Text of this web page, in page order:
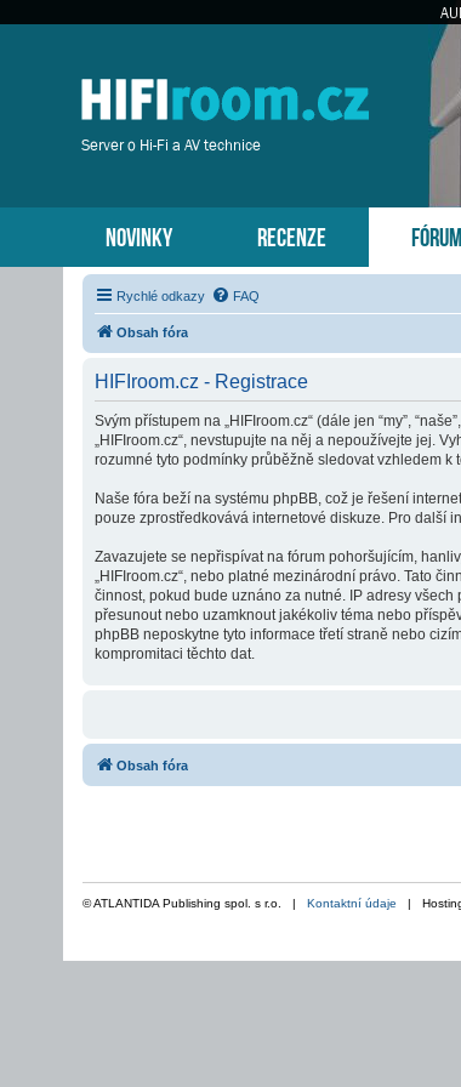
Server o Hi-Fi a AV technice
NOVINKY RECENZE FÓRUM
Rychlé odkazy FAQ
Obsah fóra
HIFIroom.cz - Registrace
Svým přístupem na „HIFIroom.cz“ (dále jen “my”,
„HIFIroom.cz“, nevstupujte na něj a nepoužívejte jej.
rozumné tyto podmínky průběžně sledovat vzhledem k
Naše fóra beží na systému phpBB, což je řešení
pouze zprostředkovává internetové diskuze. Pro další
Zavazujete se nepřispívat na fórum pohoršujícím,
„HIFIroom.cz“, nebo platné mezinárodní právo. Tato
činnost, pokud bude uznáno za nutné. IP adresy
přesunout nebo uzamknout jakékoliv téma nebo
phpBB neposkytne tyto informace třetí straně nebo
kompromitaci těchto dat.
Obsah fóra
© ATLANTIDA Publishing spol. s r.o. | Kontaktní údaje |